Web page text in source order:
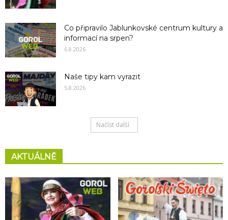
Co připravilo Jablunkovské centrum kultury a
informací na srpen?
6.8.2026
Naše tipy kam vyrazit
5.8.2026
Načíst další
AKTUÁLNĚ